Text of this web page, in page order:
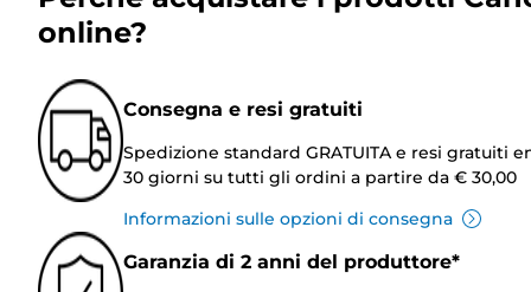
online?
Consegna e resi gratuiti
Spedizione standard GRATUITA e resi gratuiti
30 giorni su tutti gli ordini a partire da € 30,00
Informazioni sulle opzioni di consegna
Garanzia di 2 anni del produttore*